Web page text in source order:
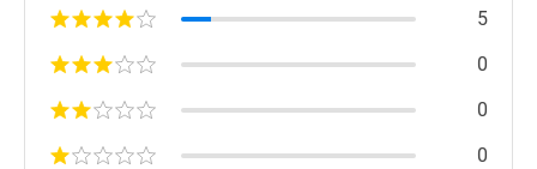
5
0
0
0